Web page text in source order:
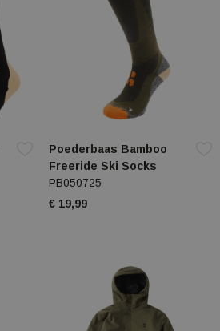
Poederbaas Bamboo
Freeride Ski Socks
PB050725
€ 19,99